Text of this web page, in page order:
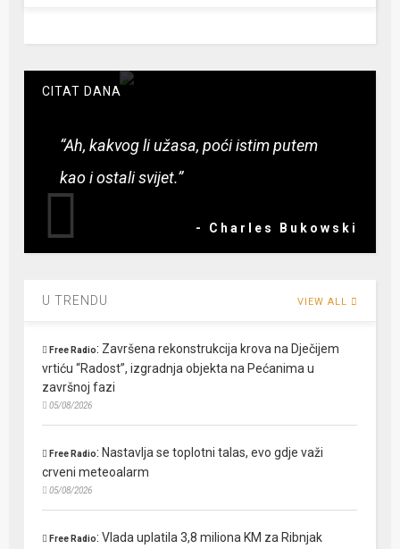
CITAT DANA
“Ah, kakvog li užasa, poći istim putem
kao i ostali svijet.”
- Charles Bukowski
U TRENDU VIEW ALL
Free Radio: Završena rekonstrukcija krova na Dječijem
vrtiću “Radost”, izgradnja objekta na Pećanima u
završnoj fazi
05/08/2026
Free Radio: Nastavlja se toplotni talas, evo gdje važi
crveni meteoalarm
05/08/2026
Free Radio:Vlada uplatila 3,8 miliona KM za Ribnjak